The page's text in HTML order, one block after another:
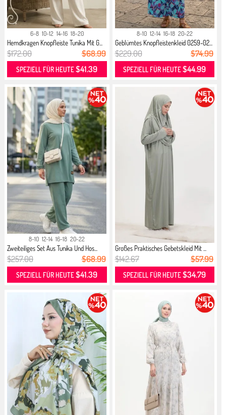
6-8 10-12 14-16 18-20
Hemdkragen Knopfleiste Tunika Mit G...
$172.00 $68.99
SPEZIELL FÜR HEUTE$41.39
8-10 12-14 16-18 20-22
Geblümtes Knopfleistenkleid 0259-02...
$229.00 $74.99
SPEZIELL FÜR HEUTE$44.99
8-10 12-14 16-18 20-22
Zweiteiliges Set Aus Tunika Und Hos...
$257.00 $68.99
SPEZIELL FÜR HEUTE$41.39
Großes Praktisches Gebetskleid Mit ...
$142.67 $57.99
SPEZIELL FÜR HEUTE$34.79